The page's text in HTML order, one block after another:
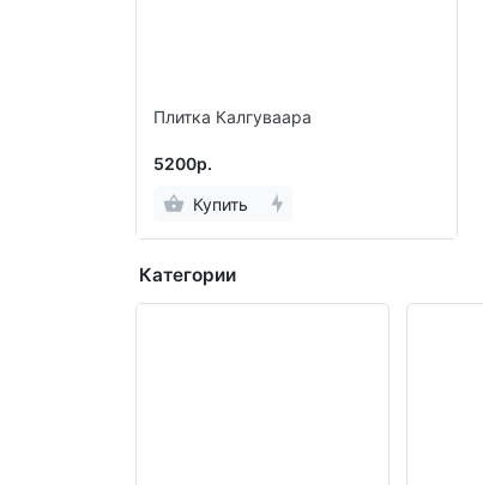
Плитка Калгуваара
5200р.
Купить
Категории